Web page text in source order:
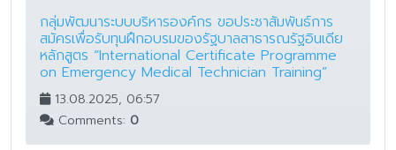
กลุ่มพัฒนาระบบบริหารองค์กร ขอประชาสัมพันธ์การ
สมัครเพื่อรับทุนฝึกอบรมของรัฐบาลสาธารณรัฐอินเดีย
หลักสูตร “International Certificate Programme
on Emergency Medical Technician Training”
13.08.2025, 06:57
Comments: 0